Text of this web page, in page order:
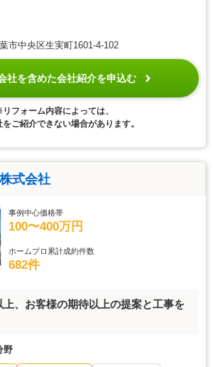
市中央区生実町1601-4-102
社を含めた会社紹介を申込む
フォーム内容によっては、
をご紹介できない場合があります。
式会社
事例中心価格帯
100〜400万円
ホームプロ累計成約件数
682件
上、お客様の期待以上の提案と工事を
野